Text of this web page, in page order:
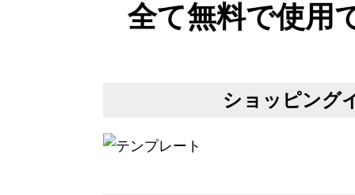
全て無料で使用
ショッピング